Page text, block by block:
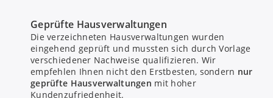
Geprüfte Hausverwaltungen
Die verzeichneten Hausverwaltungen wurden
eingehend geprüft und mussten sich durch Vorlage
verschiedener Nachweise qualifizieren. Wir
empfehlen Ihnen nicht den Erstbesten, sondern nur
geprüfte Hausverwaltungen mit hoher
Kundenzufriedenheit.